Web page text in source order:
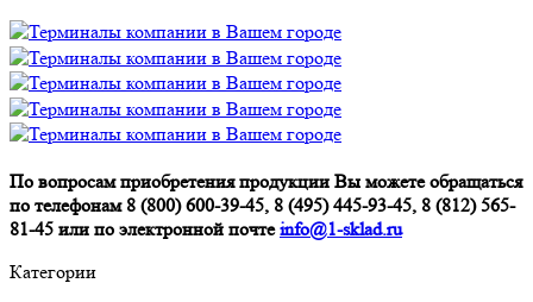
По вопросам приобретения продукции Вы можете обращаться
по телефонам 8 (800) 600-39-45, 8 (495) 445-93-45, 8 (812) 565-
81-45 или по электронной почтеinfo@1-sklad.ru
Категории